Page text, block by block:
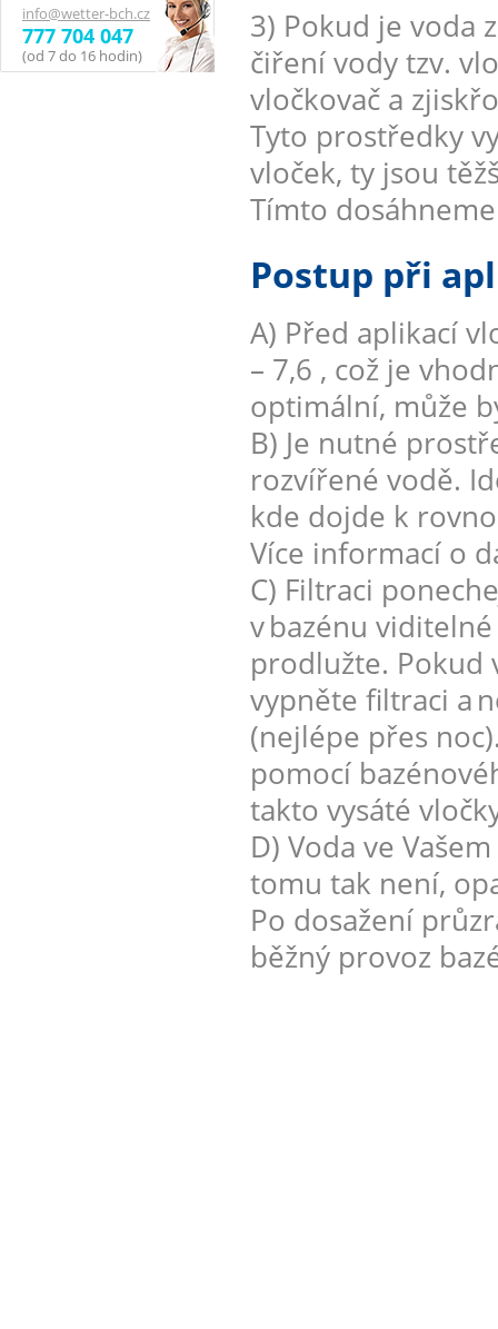
info@wetter-bch.cz
777 704 047
(od 7 do 16 hodin)
3) Pokud je voda
čiření vody tzv.
vločkovač a
Tyto prostředky
vloček, ty jsou
Tímto
Postup při
A) Před aplikací
– 7,6 , což je
optimální, může
B) Je nutné
rozvířené vodě.
kde dojde k
Více informací o
C) Filtraci
v bazénu
prodlužte. Pokud
vypněte filtraci a
(nejlépe přes
pomocí
takto vysáté
D) Voda ve
tomu tak není,
Po dosažení
běžný provoz